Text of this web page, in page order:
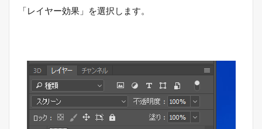
「レイヤー効果」を選択します。